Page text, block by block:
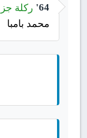
64' ركلة
محمد بامبا